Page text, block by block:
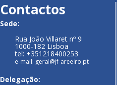
Contactos
Sede:
Rua João Villaret nº 9
1000-182 Lisboa
tel: +351218400253
e-mail: geral@jf-areeiro.pt
Delegação: